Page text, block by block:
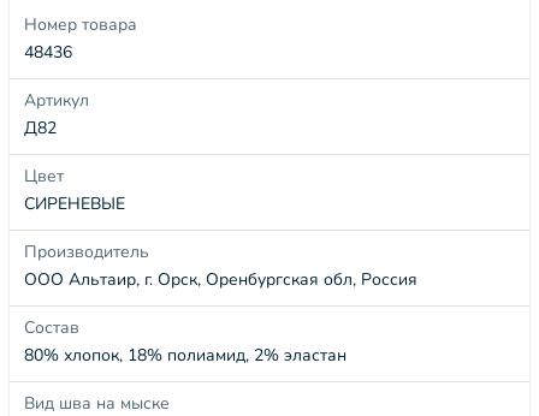
Номер товара
48436
Артикул
Д82
Цвет
СИРЕНЕВЫЕ
Производитель
ООО Альтаир, г. Орск, Оренбургская обл, Россия
Состав
80% хлопок, 18% полиамид, 2% эластан
Вид шва на мыске